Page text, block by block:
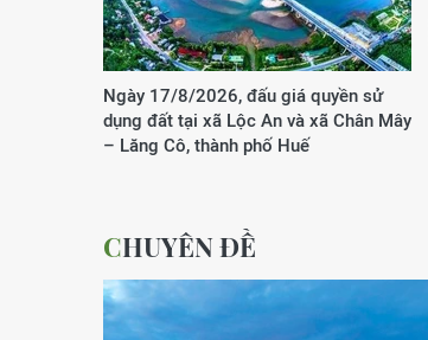
Ngày 17/8/2026, đấu giá quyền sử
dụng đất tại xã Lộc An và xã Chân Mây
– Lăng Cô, thành phố Huế
CHUYÊN ĐỀ